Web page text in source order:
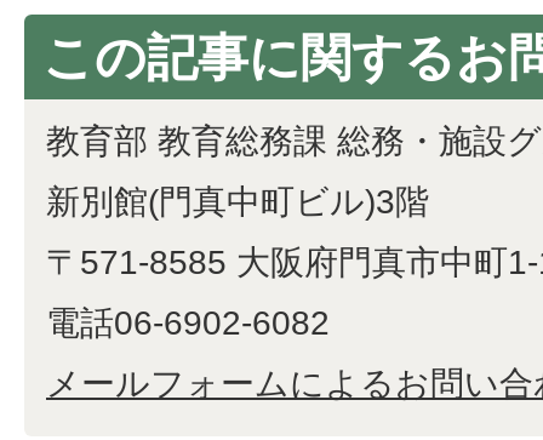
この記事に関するお
教育部 教育総務課 総務・施設
新別館(門真中町ビル)3階
〒571-8585 大阪府門真市中町
電話06-6902-6082
メールフォームによるお問い合